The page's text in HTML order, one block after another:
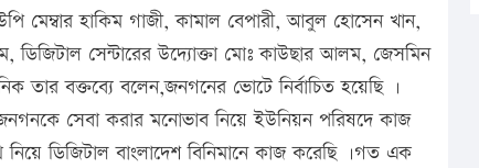
মেম্বার হাকিম গাজী, কামাল বেপারী, আবুল হোসেন খান,
ডিজিটাল সেন্টারের উদ্যোক্তা মোঃ কাউছার আলম, জেসমিন
তার বক্তব্যে বলেন,জনগনের ভোটে নির্বাচিত হয়েছি ।
সেবা করার মনোভাব নিয়ে ইউনিয়ন পরিষদে কাজ
ডিজিটাল বাংলাদেশ বিনিমানে কাজ করেছি ।গত এক